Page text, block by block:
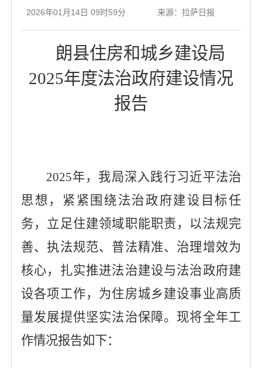
2026年01月14日 09时59分
来源：拉萨日报
朗县住房和城乡建设局
2025年度法治政府建设情况
报告
2025年，我局深入践行习近平法治
思想，紧紧围绕法治政府建设目标任
务，立足住建领域职能职责，以法规完
善、执法规范、普法精准、治理增效为
核心，扎实推进法治建设与法治政府建
设各项工作，为住房城乡建设事业高质
量发展提供坚实法治保障。现将全年工
作情况报告如下：